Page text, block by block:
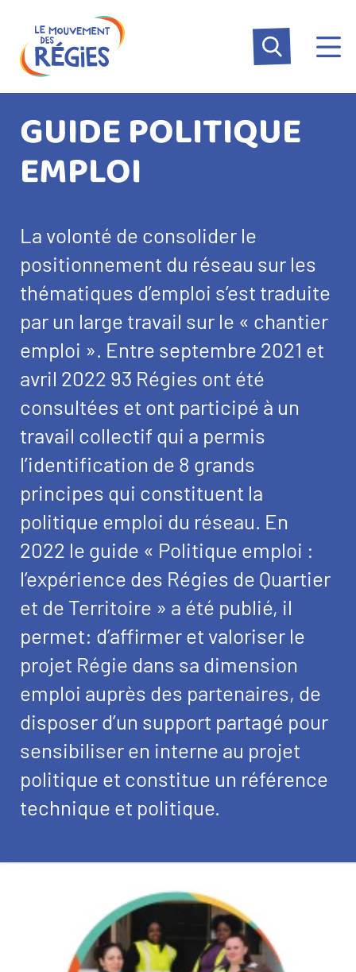
contenu
principal
GUIDE POLITIQUE
EMPLOI
La volonté de consolider le
positionnement du réseau sur les
thématiques d’emploi s’est traduite
par un large travail sur le « chantier
emploi ». Entre septembre 2021 et
avril 2022 93 Régies ont été
consultées et ont participé à un
travail collectif qui a permis
l’identification de 8 grands
principes qui constituent la
politique emploi du réseau. En
2022 le guide « Politique emploi :
l’expérience des Régies de Quartier
et de Territoire » a été publié, il
permet: d’affirmer et valoriser le
projet Régie dans sa dimension
emploi auprès des partenaires, de
disposer d’un support partagé pour
sensibiliser en interne au projet
politique et constitue un référence
technique et politique.